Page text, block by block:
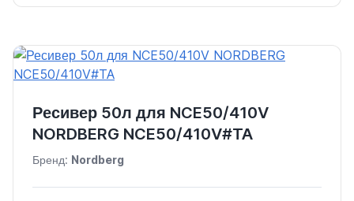
Ресивер 50л для NCE50/410V
NORDBERG NCE50/410V#TA
Бренд: Nordberg